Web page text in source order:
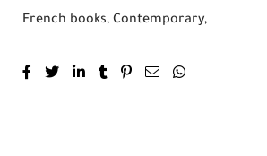
French books, Contemporary,